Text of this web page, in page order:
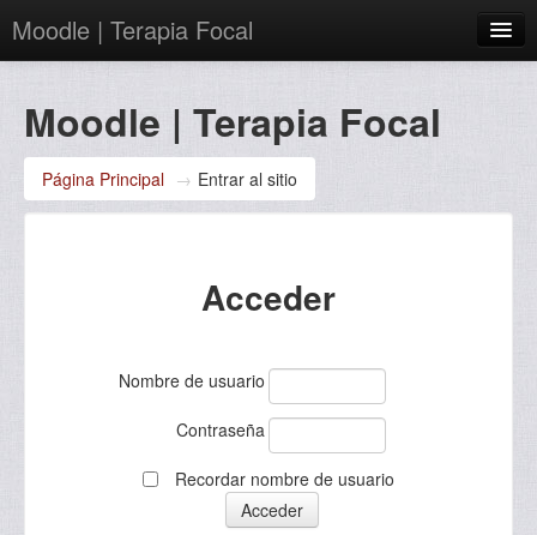
Moodle | Terapia Focal
Usted no se ha identificado.
Moodle | Terapia Focal
Página Principal → Entrar al sitio
Acceder
Nombre de usuario
Contraseña
Recordar nombre de usuario